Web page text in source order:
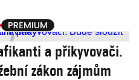
a přikyvovači.
zákon zájmům